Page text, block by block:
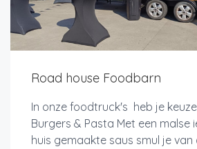
Road house Foodbarn
In onze foodtruck's heb je
Burgers & Pasta Met een malse
huis gemaakte saus smul je van